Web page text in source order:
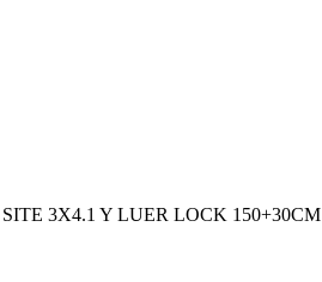
3X4.1 Y LUER LOCK 150+30CM